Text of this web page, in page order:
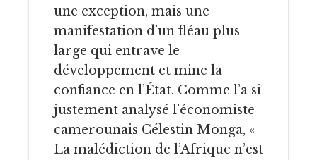
une exception, mais une
manifestation d’un fléau plus
large qui entrave le
développement et mine la
confiance en l’État. Comme l’a si
justement analysé l’économiste
camerounais Célestin Monga, «
La malédiction de l’Afrique n’est